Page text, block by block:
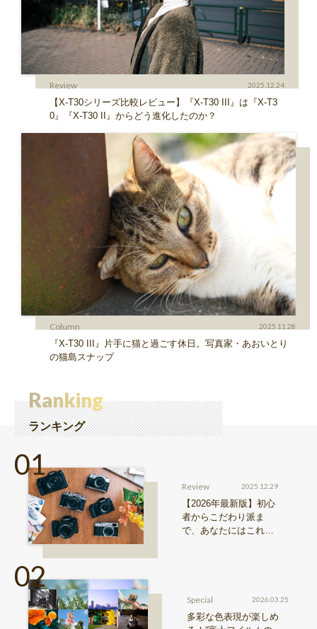
Review 2025.12.24
【X-T30シリーズ比較レビュー】『X-T30 III』は『X-T3
0』『X-T30 II』からどう進化したのか？
Column 2025.11.28
『X-T30 III』片手に猫と過ごす休日。写真家・あおいとり
の猫島スナップ
Ranking
ランキング
Review 2025.12.29
【2026年最新版】初心
者からこだわり派ま
で、あなたにはこれが
Special 2026.03.25
多彩な色表現が楽しめ